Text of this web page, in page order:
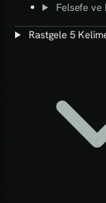
Felsefe ve
Rastgele 5